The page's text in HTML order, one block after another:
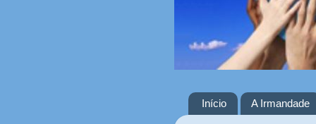
Início A Irmandade